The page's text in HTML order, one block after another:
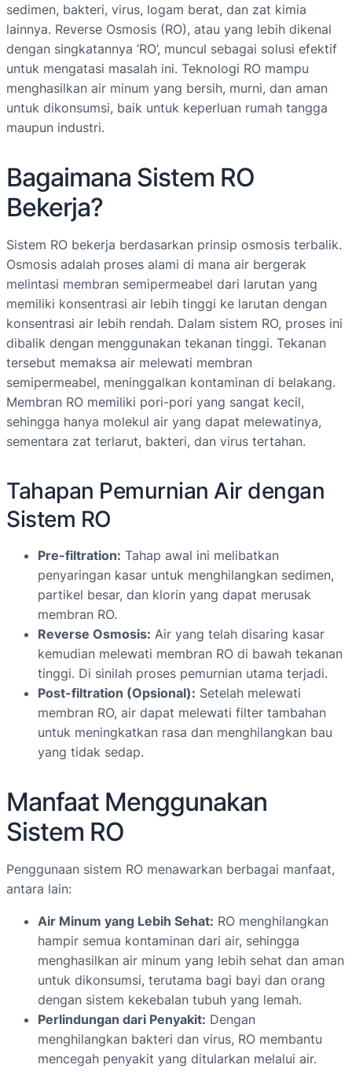
sedimen, bakteri, virus, logam berat, dan zat kimia
lainnya. Reverse Osmosis (RO), atau yang lebih dikenal
dengan singkatannya ‘RO’, muncul sebagai solusi efektif
untuk mengatasi masalah ini. Teknologi RO mampu
menghasilkan air minum yang bersih, murni, dan aman
untuk dikonsumsi, baik untuk keperluan rumah tangga
maupun industri.
Bagaimana Sistem RO
Bekerja?
Sistem RO bekerja berdasarkan prinsip osmosis terbalik.
Osmosis adalah proses alami di mana air bergerak
melintasi membran semipermeabel dari larutan yang
memiliki konsentrasi air lebih tinggi ke larutan dengan
konsentrasi air lebih rendah. Dalam sistem RO, proses ini
dibalik dengan menggunakan tekanan tinggi. Tekanan
tersebut memaksa air melewati membran
semipermeabel, meninggalkan kontaminan di belakang.
Membran RO memiliki pori-pori yang sangat kecil,
sehingga hanya molekul air yang dapat melewatinya,
sementara zat terlarut, bakteri, dan virus tertahan.
Tahapan Pemurnian Air dengan
Sistem RO
Pre-filtration: Tahap awal ini melibatkan
penyaringan kasar untuk menghilangkan sedimen,
partikel besar, dan klorin yang dapat merusak
membran RO.
Reverse Osmosis: Air yang telah disaring kasar
kemudian melewati membran RO di bawah tekanan
tinggi. Di sinilah proses pemurnian utama terjadi.
Post-filtration (Opsional): Setelah melewati
membran RO, air dapat melewati filter tambahan
untuk meningkatkan rasa dan menghilangkan bau
yang tidak sedap.
Manfaat Menggunakan
Sistem RO
Penggunaan sistem RO menawarkan berbagai manfaat,
antara lain:
Air Minum yang Lebih Sehat: RO menghilangkan
hampir semua kontaminan dari air, sehingga
menghasilkan air minum yang lebih sehat dan aman
untuk dikonsumsi, terutama bagi bayi dan orang
dengan sistem kekebalan tubuh yang lemah.
Perlindungan dari Penyakit: Dengan
menghilangkan bakteri dan virus, RO membantu
mencegah penyakit yang ditularkan melalui air.